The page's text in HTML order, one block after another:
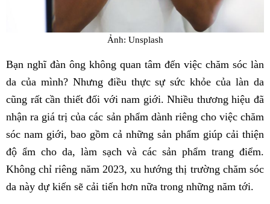
Ảnh: Unsplash
Bạn nghĩ đàn ông không quan tâm đến việc chăm sóc làn
da của mình? Nhưng điều thực sự sức khỏe của làn da
cũng rất cần thiết đối với nam giới. Nhiều thương hiệu đã
nhận ra giá trị của các sản phẩm dành riêng cho việc chăm
sóc nam giới, bao gồm cả những sản phẩm giúp cải thiện
độ ẩm cho da, làm sạch và các sản phẩm trang điểm.
Không chỉ riêng năm 2023, xu hướng thị trường chăm sóc
da này dự kiến ​​sẽ cải tiến hơn nữa trong những năm tới.